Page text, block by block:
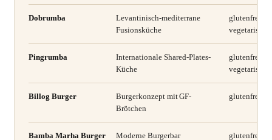
Dobrumba
Levantinisch-mediterrane
Fusionsküche
glutenfrei,
vegetarisch,
Pingrumba
Internationale Shared-Plates-
Küche
glutenfrei,
vegetarisch,
Billog Burger
Burgerkonzept mit GF-
Brötchen
glutenfrei
Bamba Marha Burger Moderne Burgerbar glutenfrei,